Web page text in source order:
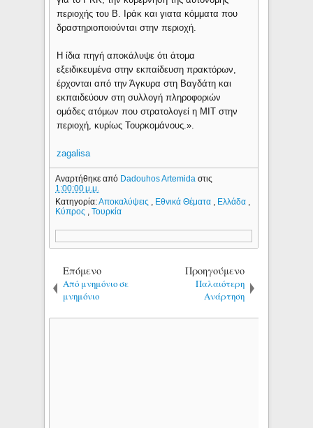
περιοχής του Β. Ιράκ και γιατα κόμματα που
δραστηριοποιούνται στην περιοχή.
Η ίδια πηγή αποκάλυψε ότι άτομα
εξειδικευμένα στην εκπαίδευση πρακτόρων,
έρχονται από την Άγκυρα στη Βαγδάτη και
εκπαιδεύουν στη συλλογή πληροφοριών
ομάδες ατόμων που στρατολογεί η ΜΙΤ στην
περιοχή, κυρίως Τουρκομάνους.».
zagalisa
Αναρτήθηκε από Dadouhos Artemidaστις
1:00:00 μ.μ.
Κατηγορία:Αποκαλύψεις Εθνικά Θέματα Ελλάδα
Κύπρος
,Τουρκία
Επόμενο
Από μνημόνιο σε
μνημόνιο
Προηγούμενο
Παλαιότερη
Ανάρτηση